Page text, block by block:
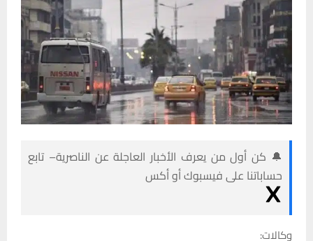
🔔 كن أول من يعرف الأخبار العاجلة عن الناصرية– تابع
حساباتنا على فيسبوك أو أكس
وكالات: